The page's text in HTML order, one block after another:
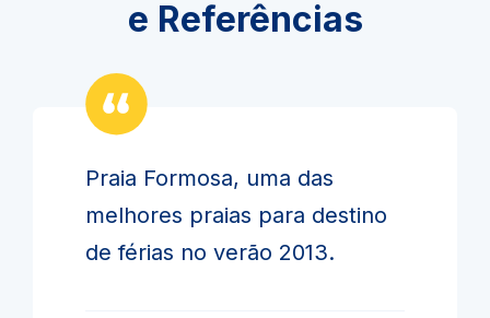
e Referências
Praia Formosa, uma das
melhores praias para destino
de férias no verão 2013.